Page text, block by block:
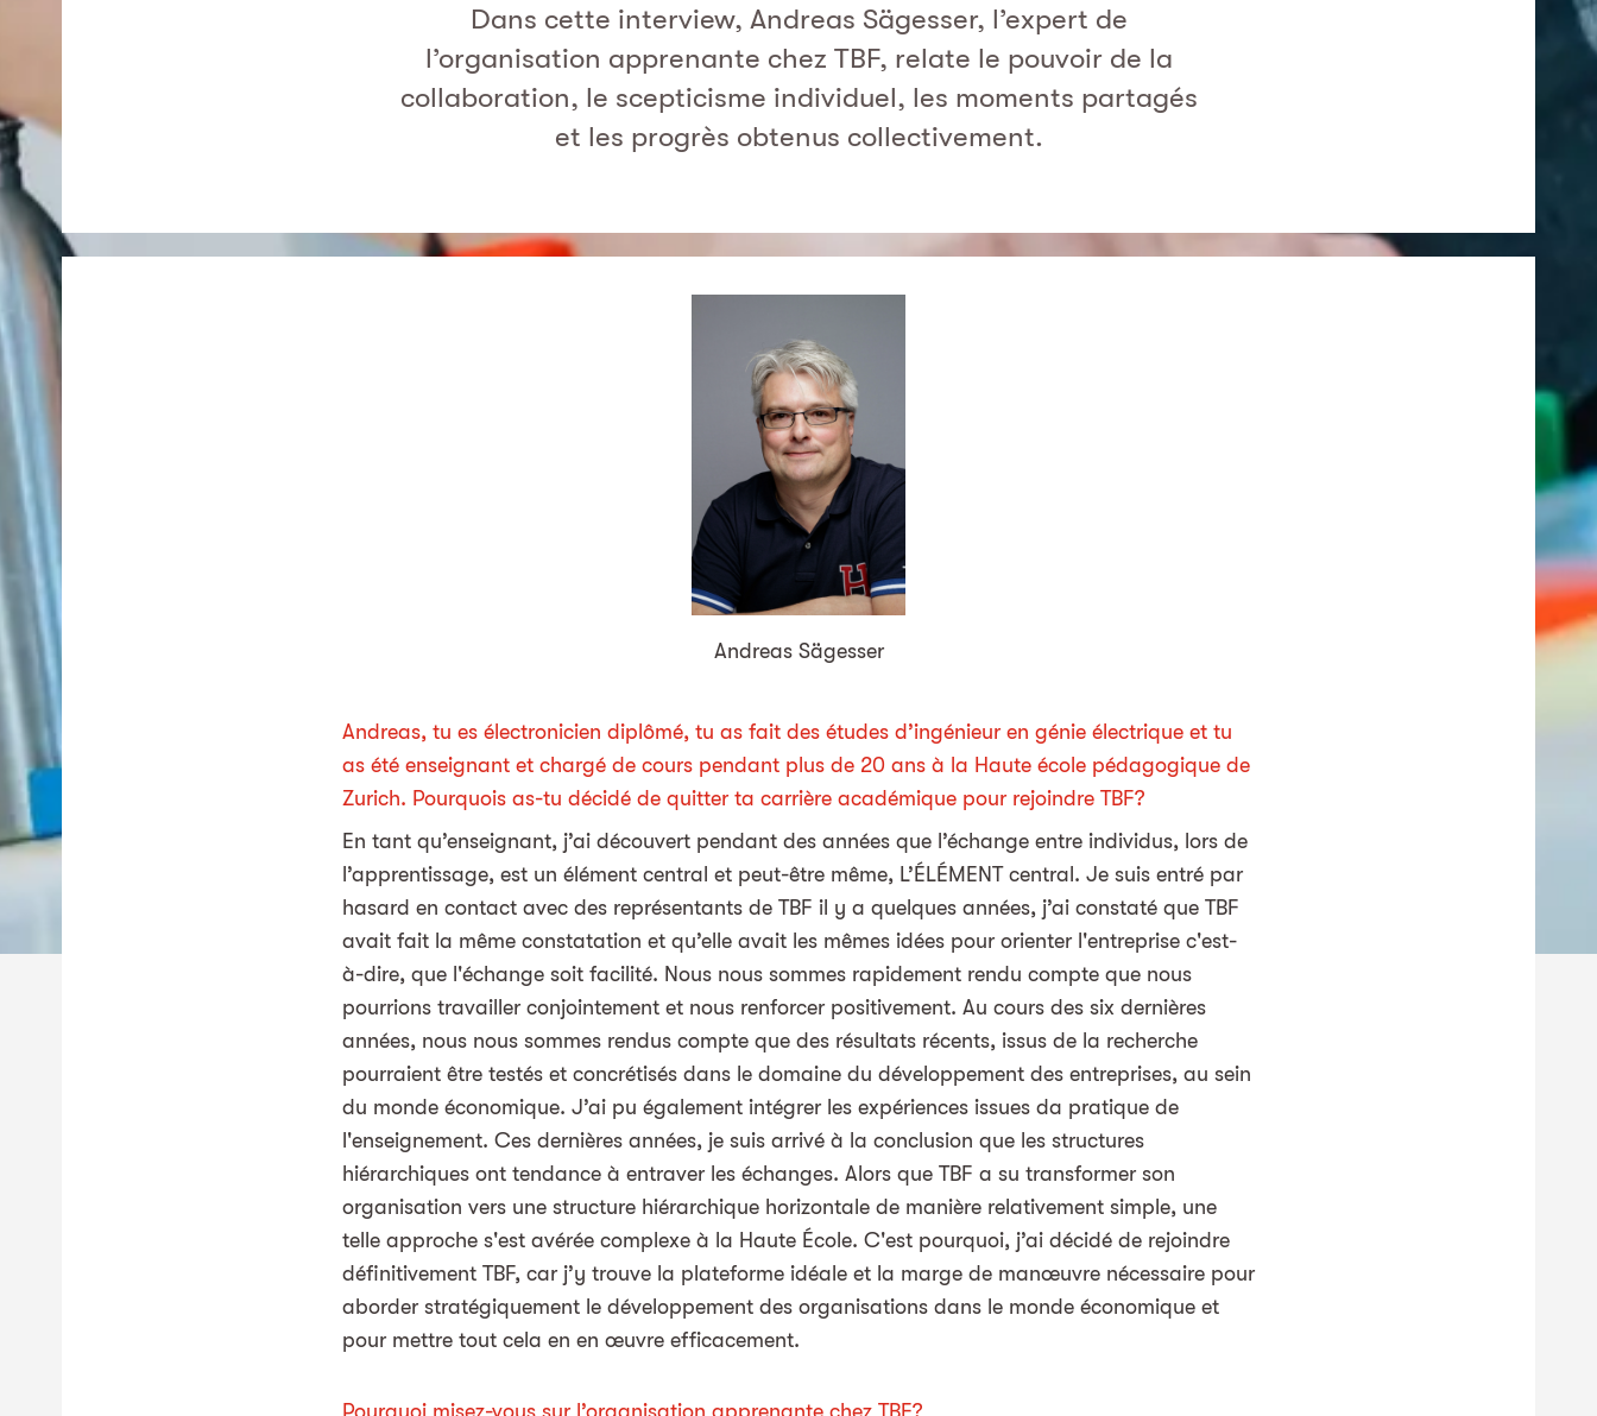
Dans cette interview, Andreas Sägesser, l’expert de
l’organisation apprenante chez TBF, relate le pouvoir de la
collaboration, le scepticisme individuel, les moments partagés
et les progrès obtenus collectivement.
Andreas Sägesser
Andreas, tu es électronicien diplômé, tu as fait des études d’ingénieur en génie électrique et tu
as été enseignant et chargé de cours pendant plus de 20 ans à la Haute école pédagogique de
Zurich. Pourquois as-tu décidé de quitter ta carrière académique pour rejoindre TBF?
En tant qu’enseignant, j’ai découvert pendant des années que l’échange entre individus, lors de
l’apprentissage, est un élément central et peut-être même, L’ÉLÉMENT central. Je suis entré par
hasard en contact avec des représentants de TBF il y a quelques années, j’ai constaté que TBF
avait fait la même constatation et qu’elle avait les mêmes idées pour orienter l'entreprise c'est-
à-dire, que l'échange soit facilité. Nous nous sommes rapidement rendu compte que nous
pourrions travailler conjointement et nous renforcer positivement. Au cours des six dernières
années, nous nous sommes rendus compte que des résultats récents, issus de la recherche
pourraient être testés et concrétisés dans le domaine du développement des entreprises, au sein
du monde économique. J’ai pu également intégrer les expériences issues da pratique de
l'enseignement. Ces dernières années, je suis arrivé à la conclusion que les structures
hiérarchiques ont tendance à entraver les échanges. Alors que TBF a su transformer son
organisation vers une structure hiérarchique horizontale de manière relativement simple, une
telle approche s'est avérée complexe à la Haute École. C'est pourquoi, j’ai décidé de rejoindre
définitivement TBF, car j’y trouve la plateforme idéale et la marge de manœuvre nécessaire pour
aborder stratégiquement le développement des organisations dans le monde économique et
pour mettre tout cela en en œuvre efficacement.
Pourquoi misez-vous sur l’organisation apprenante chez TBF?